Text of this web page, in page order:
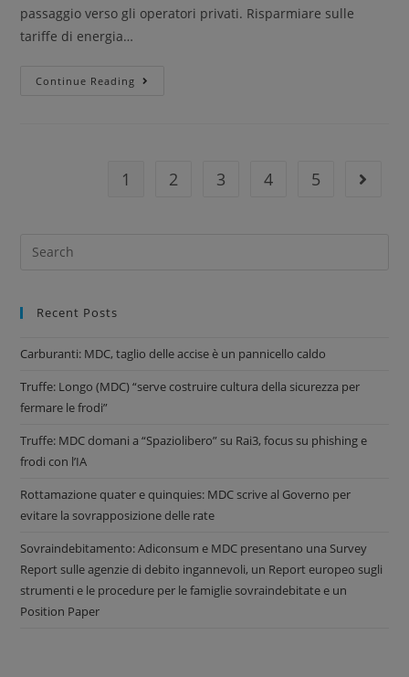
passaggio verso gli operatori privati. Risparmiare sulle
tariffe di energia…
Continue Reading
1 2 3 4 5
Recent Posts
Carburanti: MDC, taglio delle accise è un pannicello caldo
Truffe: Longo (MDC) “serve costruire cultura della sicurezza per
fermare le frodi”
Truffe: MDC domani a “Spaziolibero” su Rai3, focus su phishing e
frodi con l’IA
Rottamazione quater e quinquies: MDC scrive al Governo per
evitare la sovrapposizione delle rate
Sovraindebitamento: Adiconsum e MDC presentano una Survey
Report sulle agenzie di debito ingannevoli, un Report europeo sugli
strumenti e le procedure per le famiglie sovraindebitate e un
Position Paper